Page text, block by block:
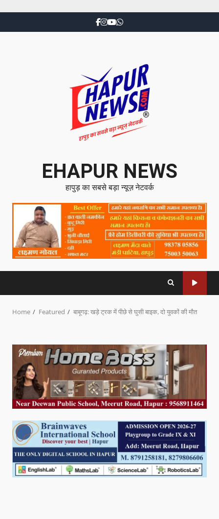
EHAPUR NEWS
हापुड़ का सबसे बड़ा न्यूज़ नेटवर्क
Home Featured बाबूगढ़: खड़े ट्रक में पीछे से घुसी बाइक, दो युवकों की मौत